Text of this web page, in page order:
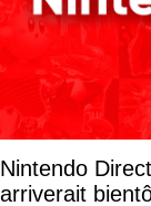
Nintendo
arriverait